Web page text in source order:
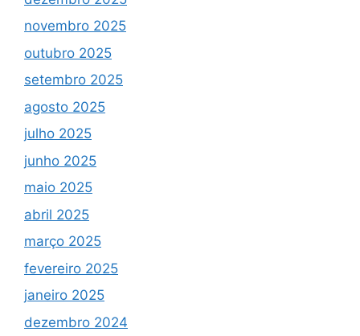
novembro 2025
outubro 2025
setembro 2025
agosto 2025
julho 2025
junho 2025
maio 2025
abril 2025
março 2025
fevereiro 2025
janeiro 2025
dezembro 2024